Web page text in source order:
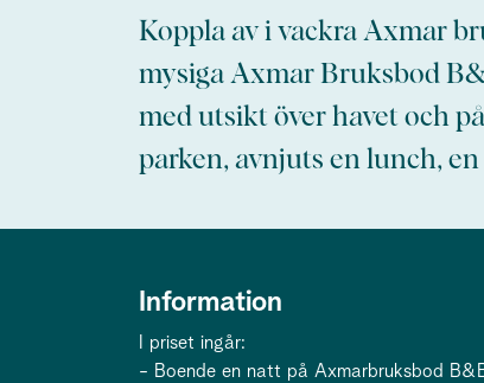
Koppla av i vackra Axmar
mysiga Axmar Bruksbod
med utsikt över havet och
parken, avnjuts en lunch,
Information
I priset ingår:
- Boende en natt på Axmarbruksbod